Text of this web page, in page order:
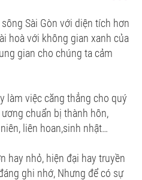
Sài Gòn với diện tích hơn
hoà với không gian xanh của
gian cho chúng ta cảm
làm việc căng thẳng cho quý
chuẩn bị thành hôn,
liên hoan,sinh nhật…
hay nhỏ, hiện đại hay truyền
ghi nhớ, Nhưng để có sự